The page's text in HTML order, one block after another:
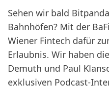
Sehen wir bald
Bahnhöfen? Mit der
Wiener Fintech dafür
Erlaubnis. Wir haben
Demuth und Paul
exklusiven Podcast-